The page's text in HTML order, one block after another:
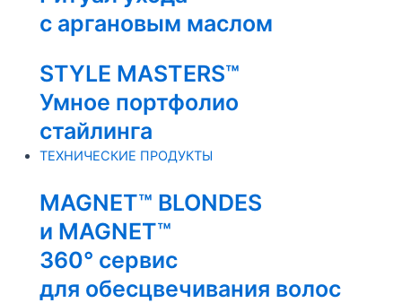
с аргановым маслом
STYLE MASTERS™
Умное портфолио
стайлинга
ТЕХНИЧЕСКИЕ ПРОДУКТЫ
MAGNET™ BLONDES
и MAGNET™
360° сервис
для обесцвечивания волос